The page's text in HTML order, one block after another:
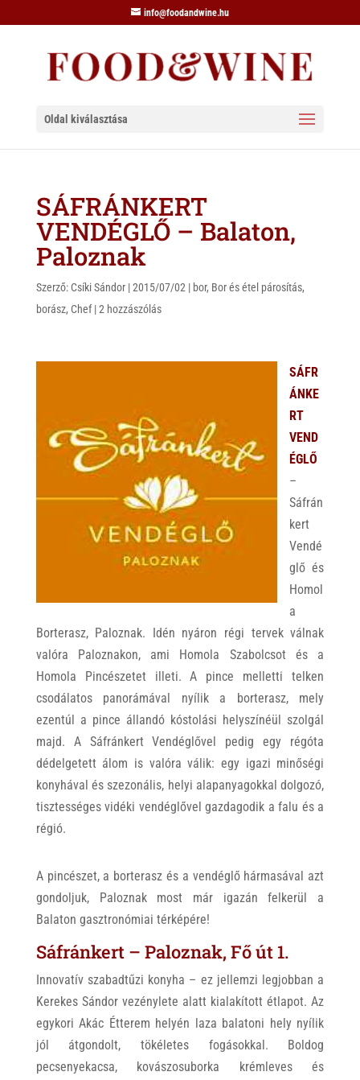
info@foodandwine.hu
Oldal kiválasztása
SÁFRÁNKERT
VENDÉGLŐ – Balaton,
Paloznak
Szerző: Csíki Sándor|2015/07/02 | bor, Bor és étel párosítás,
borász, Chef|2 hozzászólás
SÁFR
ÁNKE
RT
VEND
ÉGLŐ
–
Sáfrán
kert
Vendé
glő és
Homol
a
Borterasz, Paloznak. Idén nyáron régi tervek válnak
valóra Paloznakon, ami Homola Szabolcsot és a
Homola Pincészetet illeti. A pince melletti telken
csodálatos panorámával nyílik a borterasz, mely
ezentúl a pince állandó kóstolási helyszínéül szolgál
majd. A Sáfránkert Vendéglővel pedig egy régóta
dédelgetett álom is valóra válik: egy igazi minőségi
konyhával és szezonális, helyi alapanyagokkal dolgozó,
tisztességes vidéki vendéglővel gazdagodik a falu és a
régió.
A pincészet, a borterasz és a vendéglő hármasával azt
gondoljuk, Paloznak most már igazán felkerül a
Balaton gasztronómiai térképére!
Sáfránkert – Paloznak, Fő út 1.
Innovatív szabadtűzi konyha – ez jellemzi legjobban a
Kerekes Sándor vezénylete alatt kialakított étlapot. Az
egykori Akác Étterem helyén laza balatoni hely nyílik
jól átgondolt, tökéletes fogásokkal. Boldog
pecsenyekacsa, kovászosuborka krémleves és